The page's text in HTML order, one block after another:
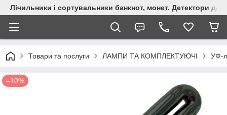
Лічильники і сортувальники банкнот, монет. Детектори для
Товари та послуги ЛАМПИ ТА КОМПЛЕКТУЮЧІ УФ-
–10%